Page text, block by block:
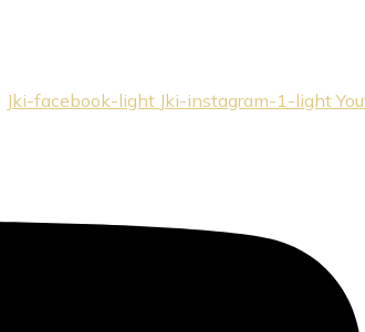
Jki-facebook-light Jki-instagram-1-light